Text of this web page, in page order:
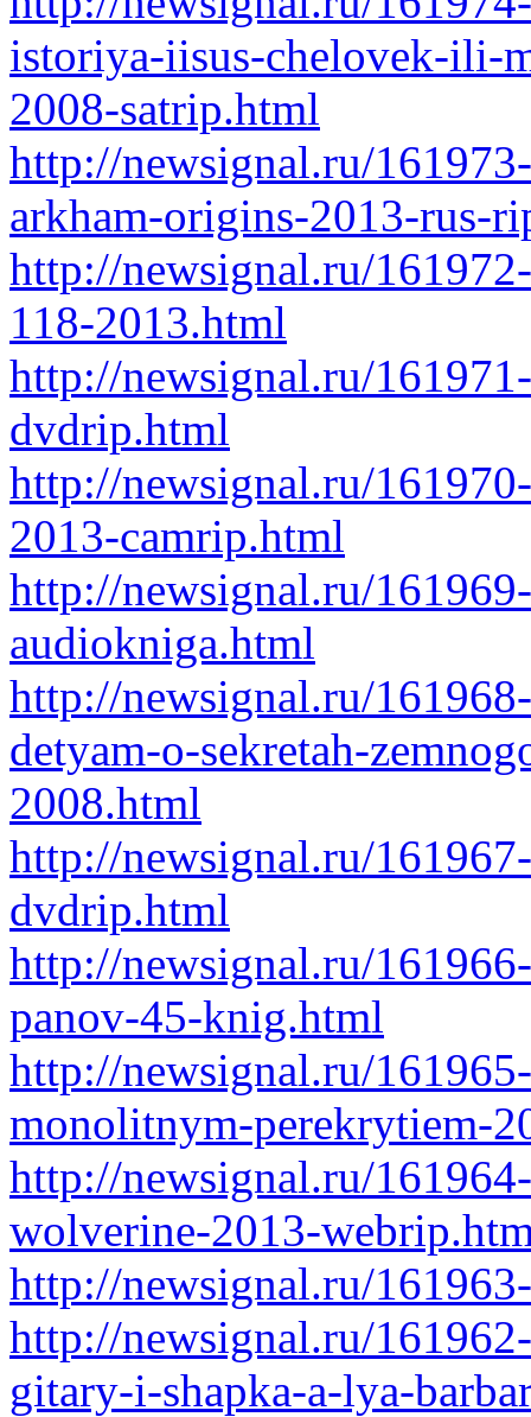
istoriya-iisus-chelovek-ili-
2008-satrip.html
http://newsignal.ru/
arkham-origins-2013-rus-
http://newsignal.ru/
118-2013.html
http://newsignal.ru/
dvdrip.html
http://newsignal.ru/
2013-camrip.html
http://newsignal.ru/
audiokniga.html
http://newsignal.ru/
detyam-o-sekretah-
2008.html
http://newsignal.ru/
dvdrip.html
http://newsignal.ru/
panov-45-knig.html
http://newsignal.ru/
monolitnym-perekrytiem-
http://newsignal.ru/
wolverine-2013-
http://newsignal.ru/
http://newsignal.ru/
gitary-i-shapka-a-lya-